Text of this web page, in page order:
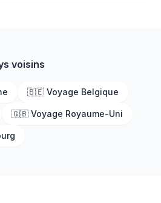
voisins
🇧🇪 Voyage Belgique
🇬🇧 Voyage Royaume-Uni